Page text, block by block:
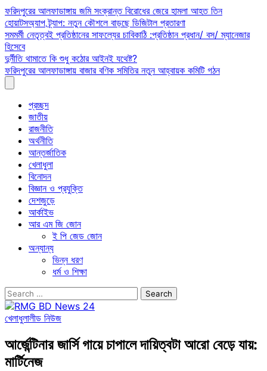
Skip
to
content
ফরিদপুরের আলফাডাঙ্গায় জমি সংক্রান্ত বিরোধের জেরে হামলা আহত তিন
হোয়াটসঅ্যাপ ট্র্যাপ: নতুন কৌশলে বাড়ছে ডিজিটাল প্রতারণা
সমমর্মী নেতৃত্বই প্রতিষ্ঠানের সাফল্যের চাবিকাঠি :প্রতিষ্ঠান প্রধান/ বস/ ম্যানেজার
হিসেবে
দুর্নীতি থামাতে কি শুধু কঠোর আইনই যথেষ্ট?
ফরিদপুরের আলফাডাঙ্গায় বাজার বণিক সমিতির নতুন আহ্বায়ক কমিটি গঠন
প্রচ্ছদ
জাতীয়
রাজনীতি
অর্থনীতি
আন্তর্জাতিক
খেলাধুলা
বিনোদন
বিজ্ঞান ও প্রযুক্তি
দেশজুড়ে
আর্কাইভ
আর এম জি জোন
ই পি জেড জোন
অন্যান্য
ভিন্ন ধরণ
ধর্ম ও শিক্ষা
Search
for:
খেলাধুলালীড নিউজ
আর্জেন্টিনার জার্সি গায়ে চাপালে দায়িত্বটা আরো বেড়ে যায়:
মার্টিনেজ